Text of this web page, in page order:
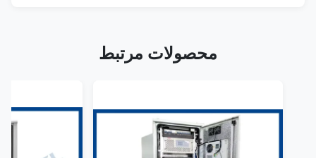
LVD1: 2*80A+2*63A
LVD2: 1*63A+4*32A+2*16A
محصولات مرتبط